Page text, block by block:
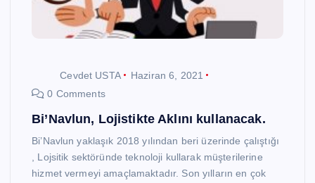
Cevdet USTA
Haziran 6, 2021
0 Comments
Bi’Navlun, Lojistikte Aklını kullanacak.
Bi’Navlun yaklaşık 2018 yılından beri üzerinde çalıştığı
, Lojsitik sektöründe teknoloji kullarak müşterilerine
hizmet vermeyi amaçlamaktadır. Son yılların en çok